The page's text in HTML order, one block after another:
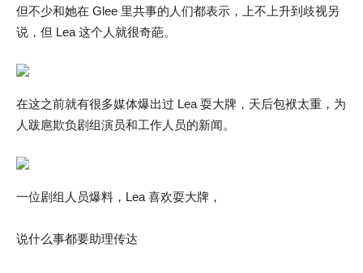
但不少和她在 Glee 里共事的人们都表示，上不上升到歧视另
说，但 Lea 这个人就很奇葩。
在这之前就有很多媒体爆出过 Lea 耍大牌，天后包袱太重，为
人跋扈欺负剧组演员和工作人员的新闻。
一位剧组人员爆料，Lea 喜欢耍大牌，
说什么事都要助理传达